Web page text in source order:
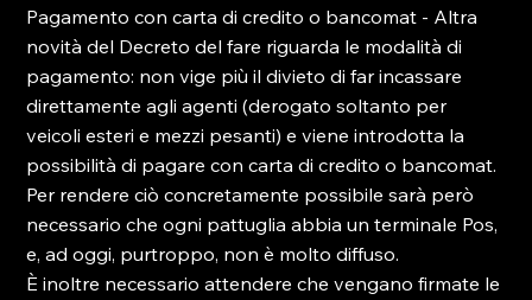
Pagamento con carta di credito o bancomat - Altra
novità del Decreto del fare riguarda le modalità di
pagamento: non vige più il divieto di far incassare
direttamente agli agenti (derogato soltanto per
veicoli esteri e mezzi pesanti) e viene introdotta la
possibilità di pagare con carta di credito o bancomat.
Per rendere ciò concretamente possibile sarà però
necessario che ogni pattuglia abbia un terminale Pos,
e, ad oggi, purtroppo, non è molto diffuso.
È inoltre necessario attendere che vengano firmate le